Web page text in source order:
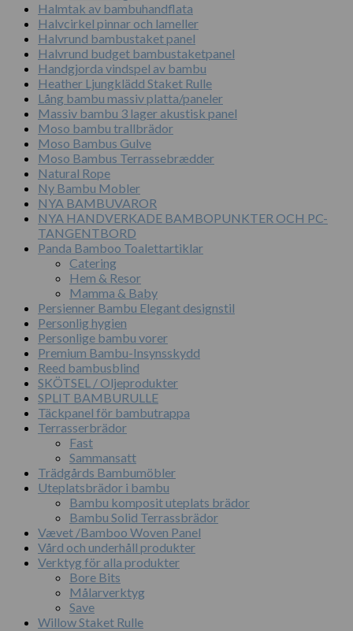
Halmtak av bambuhandflata
Halvcirkel pinnar och lameller
Halvrund bambustaket panel
Halvrund budget bambustaketpanel
Handgjorda vindspel av bambu
Heather Ljungklädd Staket Rulle
Lång bambu massiv platta/paneler
Massiv bambu 3 lager akustisk panel
Moso bambu trallbrädor
Moso Bambus Gulve
Moso Bambus Terrassebrædder
Natural Rope
Ny Bambu Mobler
NYA BAMBUVAROR
NYA HANDVERKADE BAMBOPUNKTER OCH PC-
TANGENTBORD
Panda Bamboo Toalettartiklar
Catering
Hem & Resor
Mamma & Baby
Persienner Bambu Elegant designstil
Personlig hygien
Personlige bambu vorer
Premium Bambu-Insynsskydd
Reed bambusblind
SKÖTSEL / Oljeprodukter
SPLIT BAMBURULLE
Täckpanel för bambutrappa
Terrasserbrädor
Fast
Sammansatt
Trädgårds Bambumöbler
Uteplatsbrädor i bambu
Bambu komposit uteplats brädor
Bambu Solid Terrassbrädor
Vævet /Bamboo Woven Panel
Vård och underhåll produkter
Verktyg för alla produkter
Bore Bits
Målarverktyg
Save
Willow Staket Rulle